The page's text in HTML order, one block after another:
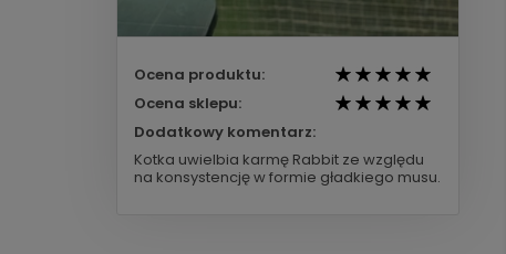
Ocena produktu:
Ocena sklepu:
Dodatkowy komentarz:
Kotka uwielbia karmę Rabbit ze względu
na konsystencję w formie gładkiego musu.